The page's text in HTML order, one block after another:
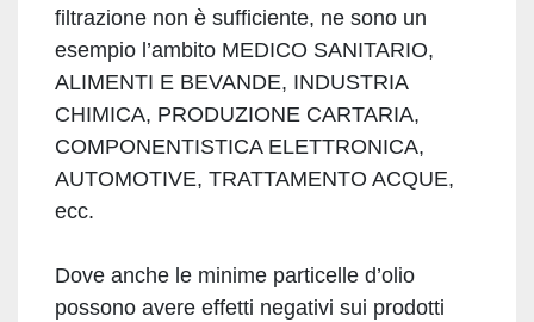
filtrazione non è sufficiente, ne sono un
esempio l’ambito MEDICO SANITARIO,
ALIMENTI E BEVANDE, INDUSTRIA
CHIMICA, PRODUZIONE CARTARIA,
COMPONENTISTICA ELETTRONICA,
AUTOMOTIVE, TRATTAMENTO ACQUE,
ecc.
Dove anche le minime particelle d’olio
possono avere effetti negativi sui prodotti